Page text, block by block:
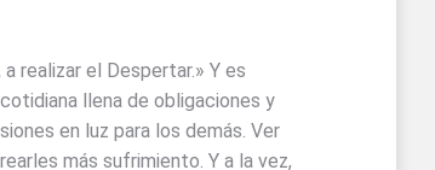
realizar el Despertar.» Y es
llena de obligaciones y
en luz para los demás. Ver
más sufrimiento. Y a la vez,